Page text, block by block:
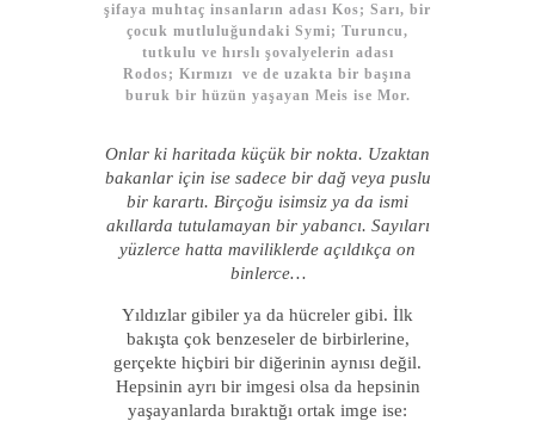
şifaya muhtaç insanların adası Kos; Sarı, bir
çocuk mutluluğundaki Symi; Turuncu,
tutkulu ve hırslı şovalyelerin adası
Rodos; Kırmızı ve de uzakta bir başına
buruk bir hüzün yaşayan Meis ise Mor.
Onlar ki haritada küçük bir nokta. Uzaktan
bakanlar için ise sadece bir dağ veya puslu
bir karartı. Birçoğu isimsiz ya da ismi
akıllarda tutulamayan bir yabancı. Sayıları
yüzlerce hatta maviliklerde açıldıkça on
binlerce…
Yıldızlar gibiler ya da hücreler gibi. İlk
bakışta çok benzeseler de birbirlerine,
gerçekte hiçbiri bir diğerinin aynısı değil.
Hepsinin ayrı bir imgesi olsa da hepsinin
yaşayanlarda bıraktığı ortak imge ise: